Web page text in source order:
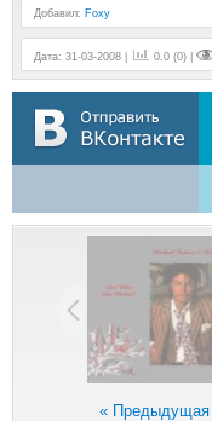
Добавил: Foxy
Дата: 31-03-2008 | 0.0 (0) |
« Предыдущая